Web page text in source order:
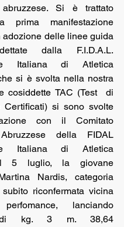
abruzzese. Si è trattato
prima manifestazione
adozione delle linee guida
dalla F.I.D.A.L.
Italiana di Atletica
si è svolta nella nostra
cosiddette TAC (Test  di
Certificati) si sono svolte
con il Comitato
della FIDAL
Italiana di Atletica
Il 5 luglio, la giovane
Nardis, categoria
riconfermata vicina
lanciando
di kg. 3 m. 38,64